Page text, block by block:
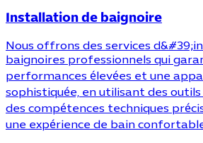
Installation de baignoire
Nous offrons des services
baignoires professionnels qui
performances élevées et une
sophistiquée, en utilisant des
des compétences techniques
une expérience de bain